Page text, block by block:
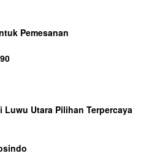
Pemesanan
Utara Pilihan Terpercaya